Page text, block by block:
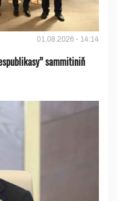
01.08.2026 - 14:14
sammitiniň